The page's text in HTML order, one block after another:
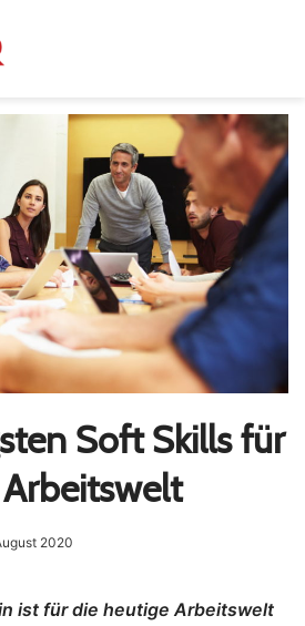
Soft Skills für
2020
ist für die heutige Arbeitswelt